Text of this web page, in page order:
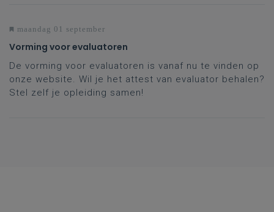
maandag 01 september
Vorming voor evaluatoren
De vorming voor evaluatoren is vanaf nu te vinden op
onze website. Wil je het attest van evaluator behalen?
Stel zelf je opleiding samen!